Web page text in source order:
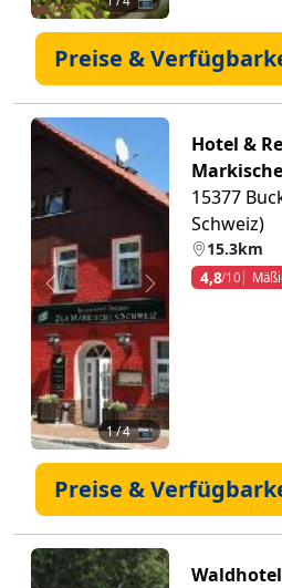
Preise &
Zurück Weiter
1/ 4 📷
Hotel &
15377
Schweiz)
15.3km
4,8/10
Preise &